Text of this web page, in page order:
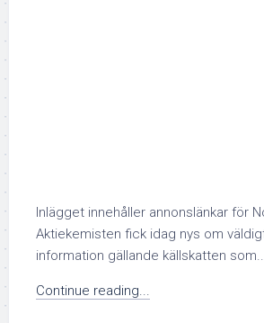
Inlägget innehåller annonslänkar för
Aktiekemisten fick idag nys om
information gällande källskatten
Continue reading...